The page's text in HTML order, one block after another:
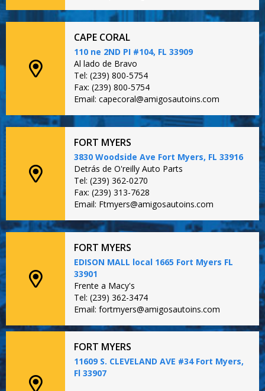
CAPE CORAL
110 ne 2ND PI #104, FL 33909
Al lado de Bravo
Tel: (239) 800-5754
Fax: (239) 800-5754
Email: capecoral@amigosautoins.com
FORT MYERS
3830 Woodside Ave Fort Myers, FL 33916
Detrás de O'reilly Auto Parts
Tel: (239) 362-0270
Fax: (239) 313-7628
Email: Ftmyers@amigosautoins.com
FORT MYERS
EDISON MALL local 1665 Fort Myers FL
33901
Frente a Macy's
Tel: (239) 362-3474
Email: fortmyers@amigosautoins.com
FORT MYERS
11609 S. CLEVELAND AVE #34 Fort Myers,
Fl 33907